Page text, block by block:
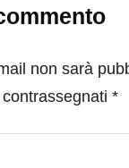
non sarà
*